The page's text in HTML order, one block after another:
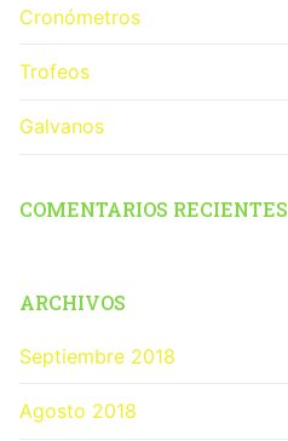
Cronómetros
Trofeos
Galvanos
COMENTARIOS RECIENTES
ARCHIVOS
Septiembre 2018
Agosto 2018